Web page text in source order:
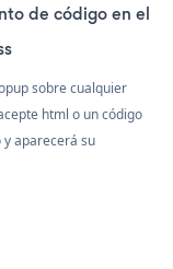
de código en el
sobre cualquier
html o un código
y aparecerá su